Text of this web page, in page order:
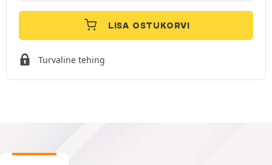
LISA OSTUKORVI
Turvaline tehing